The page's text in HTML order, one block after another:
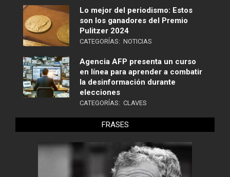
Lo mejor del periodismo: Estos
son los ganadores del Premio
Pulitzer 2024
CATEGORÍAS: NOTICIAS
Agencia AFP presenta un curso
en línea para aprender a combatir
la desinformación durante
elecciones
CATEGORÍAS: CLAVES
FRASES